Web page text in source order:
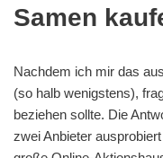
Samen
Nachdem ich mir das
(so halb wenigstens),
beziehen sollte. Die
zwei Anbieter